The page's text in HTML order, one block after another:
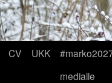
CV UKK
medialle